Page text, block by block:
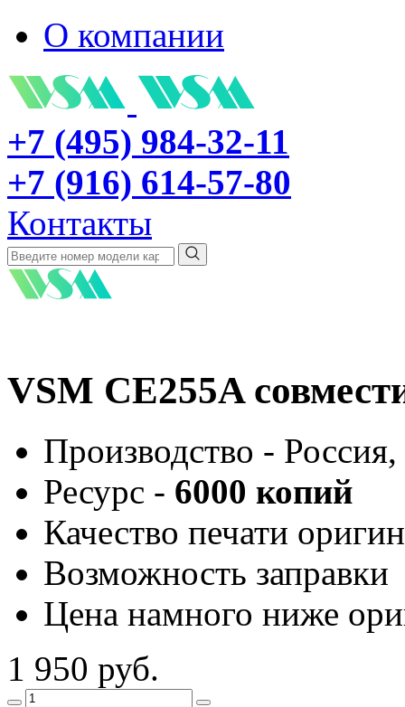
О компании
+7 (495) 984-32-11
+7 (916) 614-57-80
Контакты
VSM CE255A
Производство -
Ресурс - 6000 копий
Качество печати
Возможность заправки
Цена намного ниже
1 950 руб.